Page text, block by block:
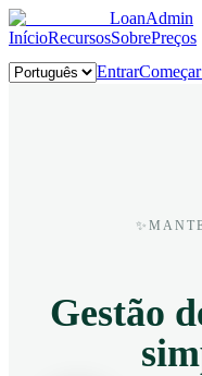
LoanAdmin
InícioRecursosSobrePreços
Entrar
✨
Gestão